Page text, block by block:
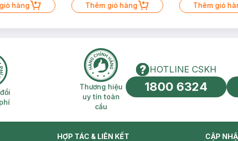
hàng Thêm giỏ hàng Thêm giỏ
đổi trả miễn phí Thương hiệu uy tín toàn cầu
Thương hiệu
uy tín toàn
cầu
HOTLINE CSKH
HOTLINE CSKH
1800 6324
HỢP TÁC & LIÊN KẾT CẬP